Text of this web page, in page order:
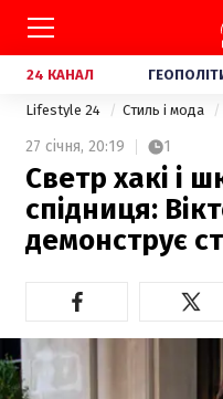
24 КАНАЛ
Lifestyle 24 Стиль і мода
27 січня, 20:19 1
Светр хакі і
спідниця:
демонструє